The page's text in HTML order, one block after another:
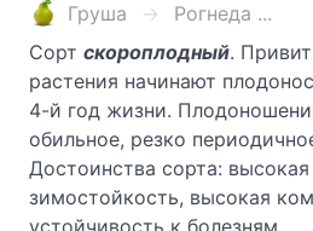
Груша
Рогнеда ...
Сорт скороплодный.
растения начинают
4-й год жизни.
обильное, резко
Достоинства сорта: высокая
зимостойкость, высокая